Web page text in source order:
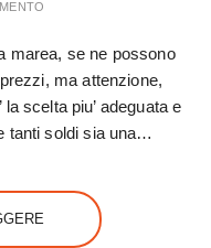
marea, se ne possono
ma attenzione,
scelta piu’ adeguata e
tanti soldi sia una…